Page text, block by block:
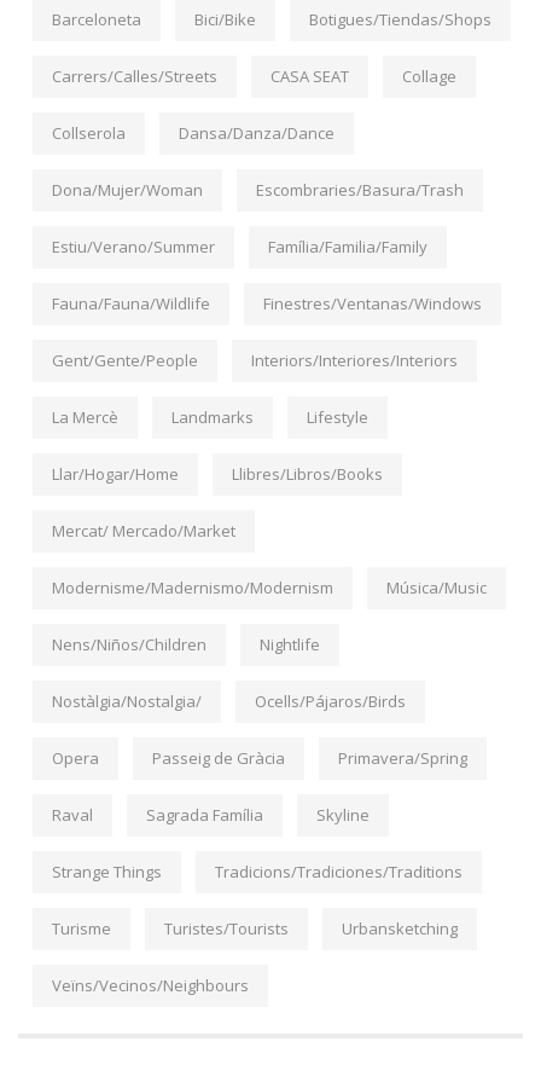
Barceloneta Bici/Bike Botigues/Tiendas/Shops
Carrers/Calles/Streets CASA SEAT Collage
Collserola Dansa/Danza/Dance
Dona/Mujer/Woman Escombraries/Basura/Trash
Estiu/Verano/Summer Família/Familia/Family
Fauna/Fauna/Wildlife Finestres/Ventanas/Windows
Gent/Gente/People Interiors/Interiores/Interiors
La Mercè Landmarks Lifestyle
Llar/Hogar/Home Llibres/Libros/Books
Mercat/ Mercado/Market
Modernisme/Madernismo/Modernism Música/Music
Nens/Niños/Children Nightlife
Nostàlgia/Nostalgia/ Ocells/Pájaros/Birds
Opera Passeig de Gràcia Primavera/Spring
Raval Sagrada Família Skyline
Strange Things Tradicions/Tradiciones/Traditions
Turisme Turistes/Tourists Urbansketching
Veïns/Vecinos/Neighbours